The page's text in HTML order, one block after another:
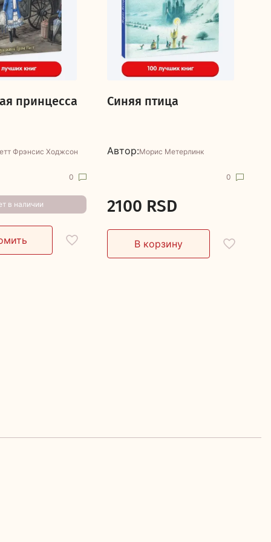
принцесса
Фрэнсис Ходжсон
0
в наличии
Синяя птица
Автор:Морис Метерлинк
0
2100 RSD